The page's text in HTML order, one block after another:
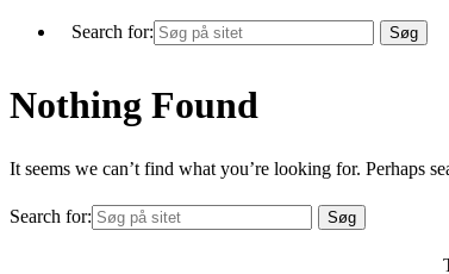
Search for:
Nothing Found
It seems we can’t find what you’re looking for. Perhaps
Search for: